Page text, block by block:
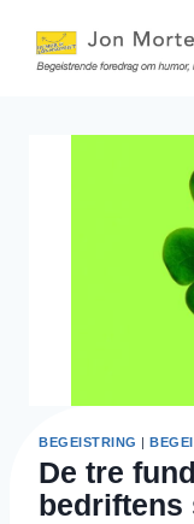
content
BEGEISTRING |
De tre
bedriftens